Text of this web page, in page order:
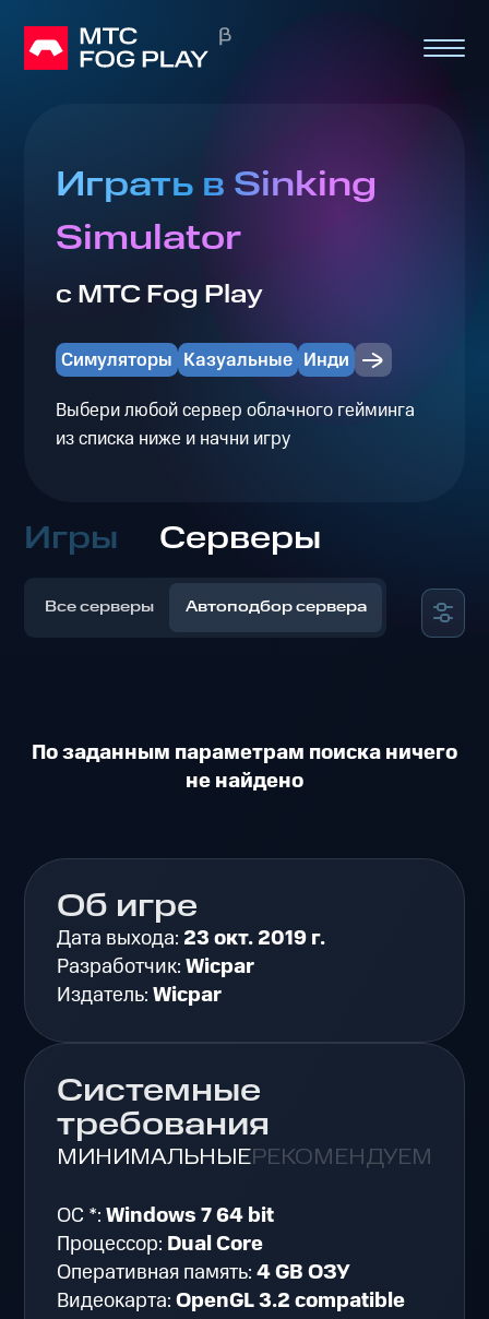
Играть в Sinking
Simulator
с МТС Fog Play
Симуляторы Казуальные Инди
Выбери любой сервер облачного гейминга
из списка ниже и начни игру
Игры Серверы
Все серверы Автоподбор сервера
По заданным параметрам поиска ничего
не найдено
Об игре
Дата выхода: 23 окт. 2019 г.
Разработчик:Wicpar
Издатель:Wicpar
Системные
требования
МИНИМАЛЬНЫЕРЕКОМЕНДУЕМЫЕ
ОС *:Windows 7 64 bit
Процессор: Dual Core
Оперативная память:4 GB ОЗУ
Видеокарта:OpenGL 3.2 compatible